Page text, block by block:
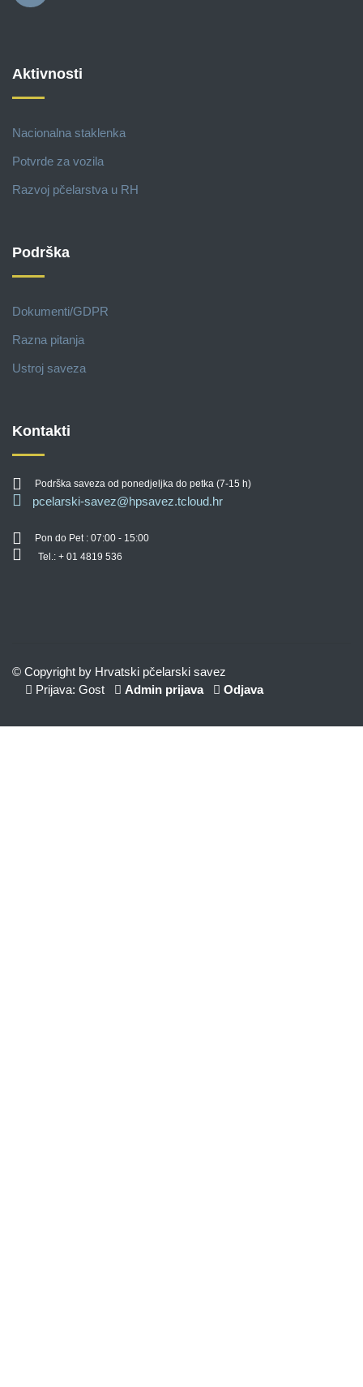
Aktivnosti
Nacionalna staklenka
Potvrde za vozila
Razvoj pčelarstva u RH
Podrška
Dokumenti/GDPR
Razna pitanja
Ustroj saveza
Kontakti
Podrška saveza od ponedjeljka do petka (7-15 h)
pcelarski-savez@hpsavez.tcloud.hr
Pon do Pet : 07:00 - 15:00
Tel.: + 01 4819 536
© Copyright by Hrvatski pčelarski savez
Prijava: Gost
Admin prijava Odjava